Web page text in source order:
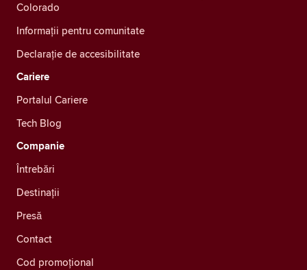
Colorado
Informații pentru comunitate
Declarație de accesibilitate
Cariere
Portalul Cariere
Tech Blog
Companie
Întrebări
Destinații
Presă
Contact
Cod promoțional